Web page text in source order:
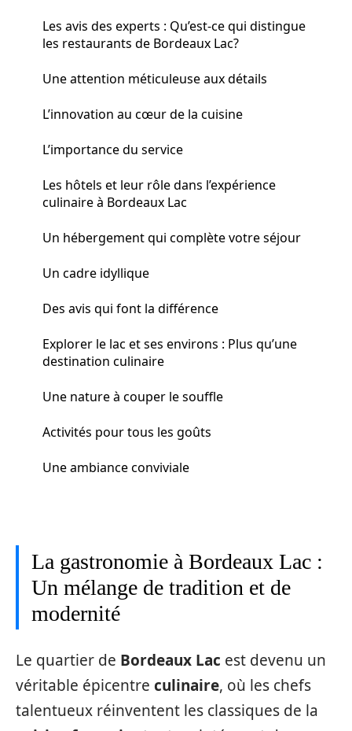
Les avis des experts : Qu’est-ce qui distingue
les restaurants de Bordeaux Lac?
Une attention méticuleuse aux détails
L’innovation au cœur de la cuisine
L’importance du service
Les hôtels et leur rôle dans l’expérience
culinaire à Bordeaux Lac
Un hébergement qui complète votre séjour
Un cadre idyllique
Des avis qui font la différence
Explorer le lac et ses environs : Plus qu’une
destination culinaire
Une nature à couper le souffle
Activités pour tous les goûts
Une ambiance conviviale
La gastronomie à Bordeaux Lac :
Un mélange de tradition et de
modernité
Le quartier de Bordeaux Lac est devenu un
véritable épicentre culinaire, où les chefs
talentueux réinventent les classiques de la